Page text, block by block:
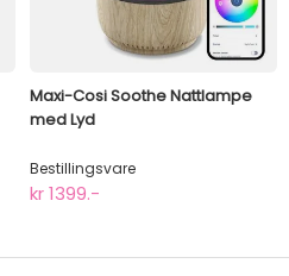
Maxi-Cosi Soothe Nattlampe
med Lyd
Bestillingsvare
kr 1399.-